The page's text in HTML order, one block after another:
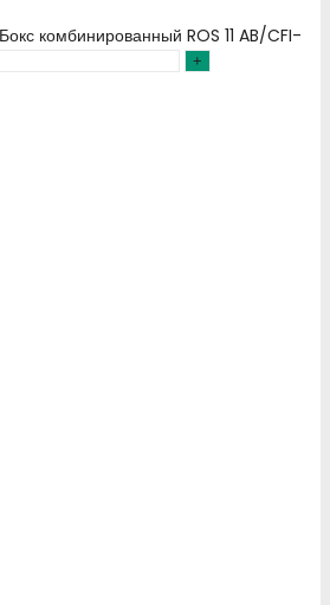
комбинированный ROS 11 AB/CFI-